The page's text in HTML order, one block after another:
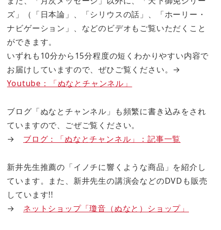
ズ」（「日本論」、「シリウスの話」、「ホーリー・
ナビゲーション」、などのビデオもご覧いただくこと
ができます。
いずれも10分から15分程度の短くわかりやすい内容で
お届けしていますので、ぜひご覧ください。→
Youtube：「ぬなとチャンネル」
ブログ「ぬなとチャンネル」も頻繁に書き込みをされ
ていますので、ごぜご覧ください。
→ ブログ：「ぬなとチャンネル」：記事一覧
新井先生推薦の「イノチに響くような商品」を紹介し
ています。また、新井先生の講演会などのDVDも販売
しています!!
→ ネットショップ「瓊音（ぬなと）ショップ」